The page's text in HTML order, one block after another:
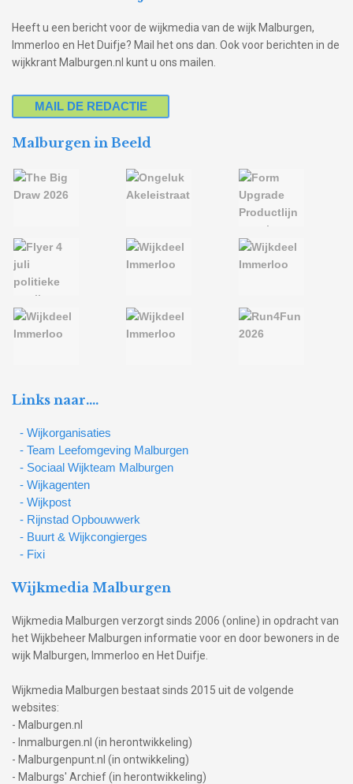
Heeft u een bericht voor de wijkmedia van de wijk Malburgen,
Immerloo en Het Duifje? Mail het ons dan. Ook voor berichten in de
wijkkrant Malburgen.nl kunt u ons mailen.
MAIL DE REDACTIE
Malburgen in Beeld
Links naar….
- Wijkorganisaties
- Team Leefomgeving Malburgen
- Sociaal Wijkteam Malburgen
- Wijkagenten
- Wijkpost
- Rijnstad Opbouwwerk
- Buurt & Wijkcongierges
- Fixi
Wijkmedia Malburgen
Wijkmedia Malburgen verzorgt sinds 2006 (online) in opdracht van
het Wijkbeheer Malburgen informatie voor en door bewoners in de
wijk Malburgen, Immerloo en Het Duifje.
Wijkmedia Malburgen bestaat sinds 2015 uit de volgende
websites:
- Malburgen.nl
- Inmalburgen.nl (in herontwikkeling)
- Malburgenpunt.nl (in ontwikkeling)
- Malburgs' Archief (in herontwikkeling)